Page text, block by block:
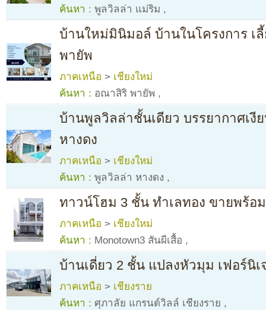
ค้นหา : พูลวิลล่า แม่ริม ,
บ้านใหม่มินิมอล์ บ้านในโครงการ เ
พายัพ
ภาคเหนือ > เชียงใหม่
ค้นหา : อณาสิริ พายัพ ,
บ้านพูลวิลล่าชั้นเดียว บรรยากาศเงี
หางดง
ภาคเหนือ > เชียงใหม่
ค้นหา : พูลวิลล่า หางดง ,
ทาวน์โฮม 3 ชั้น ทำเลทอง ขายพร้อ
ภาคเหนือ > เชียงใหม่
ค้นหา : Monotown3 สันผีเสื้อ ,
บ้านเดี่ยว 2 ชั้น แปลงหัวมุม เฟอร์นิเ
ภาคเหนือ > เชียงราย
ค้นหา : ศุภาลัย แกรนด์วิลล์ เชียงราย ,